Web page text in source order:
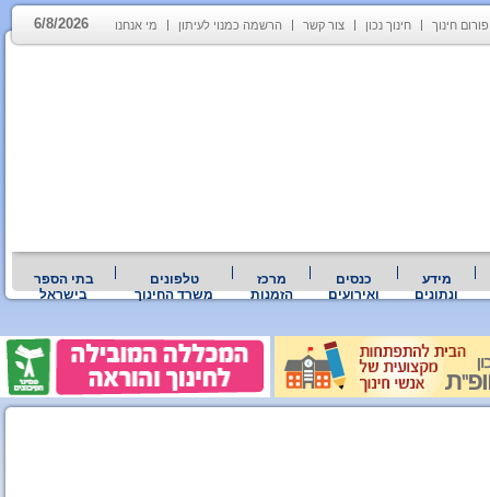
פורום חינוך חינוך נכון צור קשר הרשמה כמנוי לעיתון מי אנחנו 6/8/2026
מידע
ונתונים
כנסים
ואירועים
מרכז
הזמנות
טלפונים
משרד החינוך
בתי הספר
בישראל